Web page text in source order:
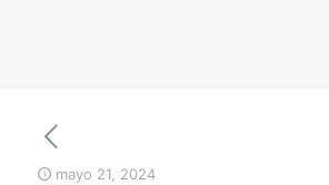
mayo 21, 2024